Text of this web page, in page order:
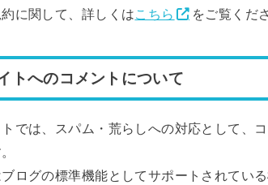
に関して、詳しくはこちら をご覧くだ
トへのコメントについて
では、スパム・荒らしへの対応として、
ログの標準機能としてサポートされてい